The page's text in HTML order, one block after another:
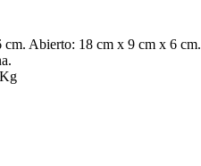
Abierto: 18 cm x 9 cm x 6 cm.